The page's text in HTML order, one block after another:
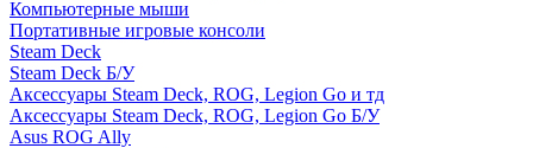
Компьютерные мыши
Портативные игровые консоли
Steam Deck
Steam Deck Б/У
Аксессуары Steam Deck, ROG, Legion Go и тд
Аксессуары Steam Deck, ROG, Legion Go Б/У
Asus ROG Ally